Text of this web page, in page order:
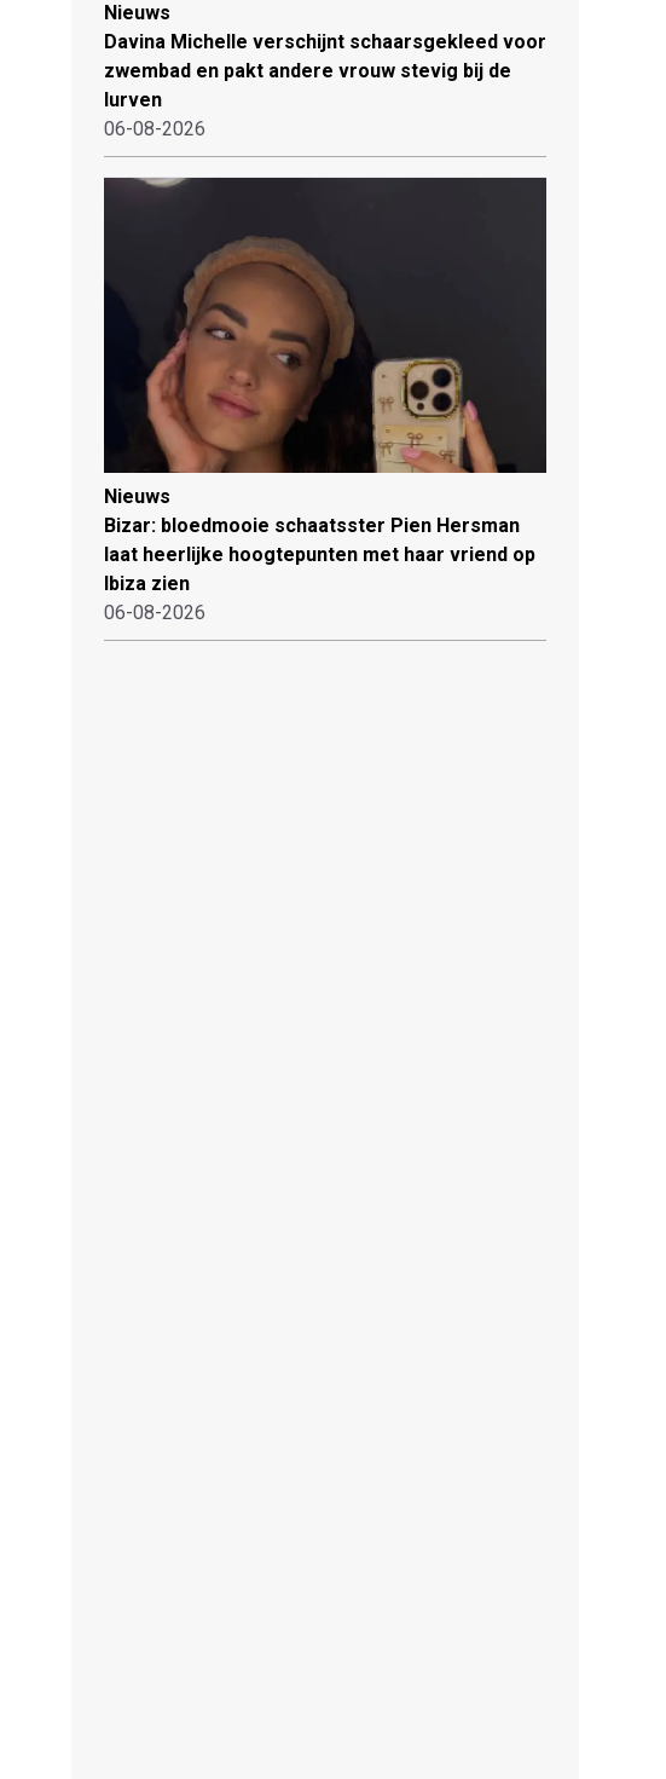
Nieuws
Davina Michelle verschijnt schaarsgekleed voor
zwembad en pakt andere vrouw stevig bij de
lurven
06-08-2026
Nieuws
Bizar: bloedmooie schaatsster Pien Hersman
laat heerlijke hoogtepunten met haar vriend op
Ibiza zien
06-08-2026